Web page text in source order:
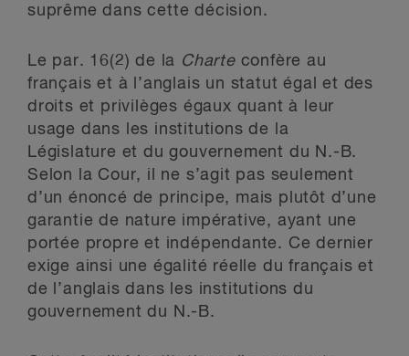
suprême dans cette décision.
Le par. 16(2) de la Charteconfère au
français et à l’anglais un statut égal et des
droits et privilèges égaux quant à leur
usage dans les institutions de la
Législature et du gouvernement du N.-B.
Selon la Cour, il ne s’agit pas seulement
d’un énoncé de principe, mais plutôt d’une
garantie de nature impérative, ayant une
portée propre et indépendante. Ce dernier
exige ainsi une égalité réelle du français et
de l’anglais dans les institutions du
gouvernement du N.-B.